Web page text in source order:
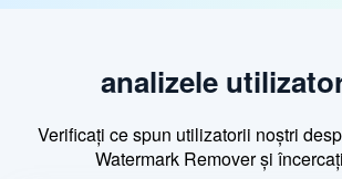
analizele
Verificați ce spun utilizatorii noștri
Watermark Remover și